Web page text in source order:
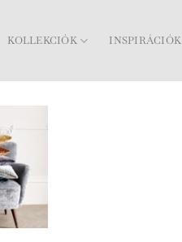
KOLLEKCIÓK INSPIRÁCIÓK